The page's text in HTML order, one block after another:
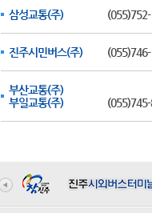
삼성교통(주)
진주시민버스(주)
부산교통(주)
부일교통(주)